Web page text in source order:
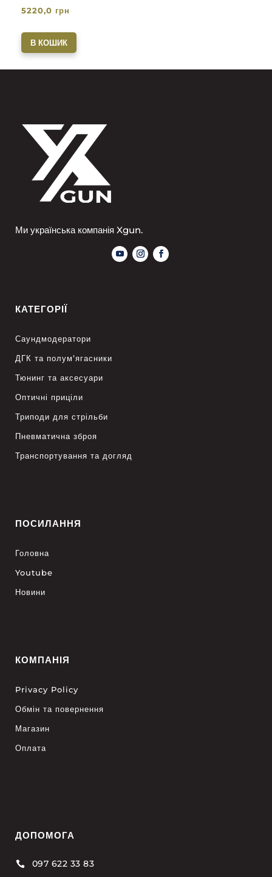
5220,0 грн
В КОШИК
Ми українська компанія Xgun.
КАТЕГОРІЇ
Саундмодератори
ДГК та полум’ягасники
Тюнинг та аксесуари
Оптичні приціли
Триподи для стрільби
Пневматична зброя
Транспортування та догляд
ПОСИЛАННЯ
Головна
Youtube
Новини
КОМПАНІЯ
Privacy Policy
Обмін та повернення
Магазин
Оплата
ДОПОМОГА
 097 622 33 83